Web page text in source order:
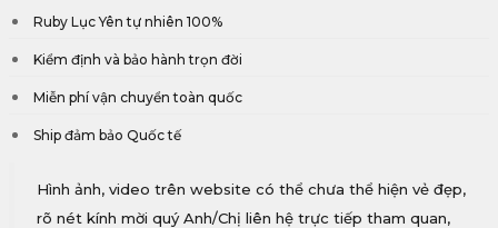
Ruby Lục Yên tự nhiên 100%
Kiểm định và bảo hành trọn đời
Miễn phí vận chuyển toàn quốc
Ship đảm bảo Quốc tế
Hình ảnh, video trên website có thể chưa thể hiện vẻ đẹp,
rõ nét kính mời quý Anh/Chị liên hệ trực tiếp tham quan,